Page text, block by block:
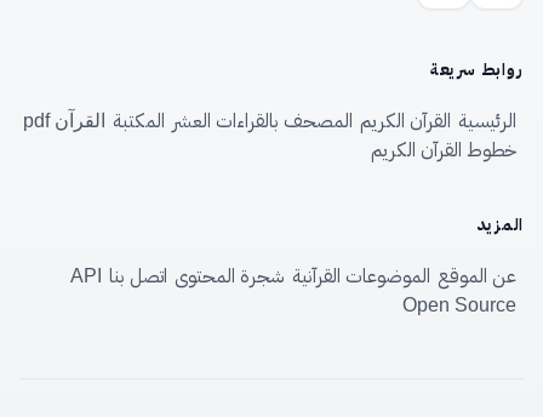
روابط سريعة
الرئيسية القرآن الكريم المصحف بالقراءات العشر المكتبة القرآن pdf
خطوط القرآن الكريم
المزيد
عن الموقع الموضوعات القرآنية شجرة المحتوى اتصل بنا
API
Open Source